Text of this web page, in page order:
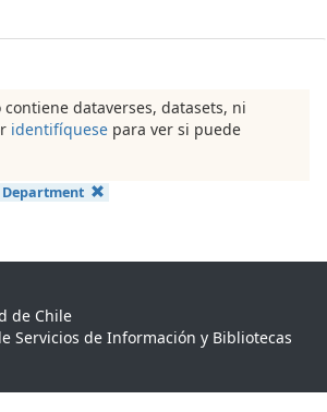
contiene dataverses, datasets, ni
identifíquese para ver si puede
Department
de Chile
Servicios de Información y Bibliotecas